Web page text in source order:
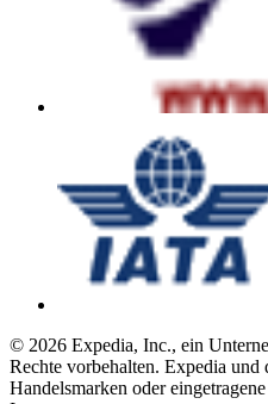
© 2026 Expedia, Inc., ein
Rechte vorbehalten. Expedia und
Handelsmarken oder